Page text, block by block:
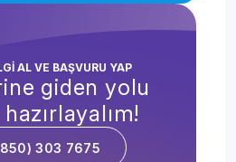
AL VE BAŞVURU YAP
giden yolu
303 7675